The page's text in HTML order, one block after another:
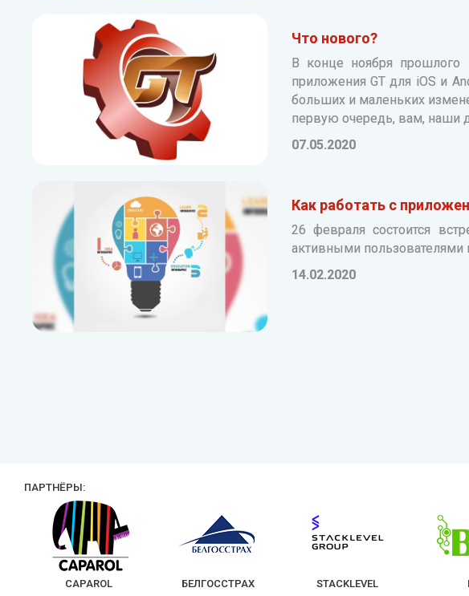
Что нового?
В конце ноября
приложения GT для iOS и
больших и маленьких
первую очередь, вам, наши
07.05.2020
Как работать с
26 февраля состоится
активными пользователями
14.02.2020
ПАРТНЁРЫ:
CAPAROL БЕЛГОССТРАХ STACKLEVEL